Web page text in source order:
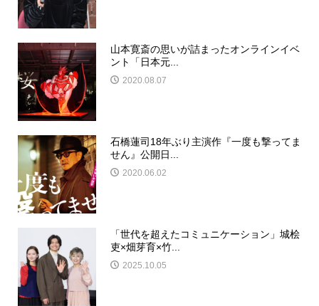
山本寛斎の思いが詰まったオンラインイベ
ント「日本元...
2020.08.07
石橋蓮司18年ぶり主演作『一度も撃ってま
せん』公開日...
2020.06.02
「世代を超えたコミュニケーション」城桧
吏×畑芽育×竹...
2025.10.05